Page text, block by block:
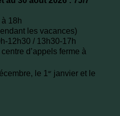
18h
les vacances)
12h30 / 13h30-17h
d’appels ferme à
le 1er
janvier et le